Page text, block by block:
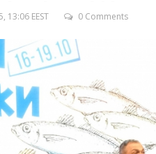
13:06 EEST 0 Comments